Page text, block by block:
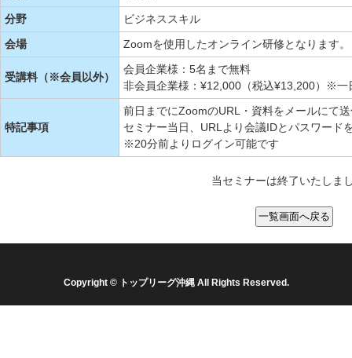
分野
ビジネススキル
会場
Zoomを使用したオンライン研修となります。
受講料（※会員以外）
会員企業様：5名まで無料
非会員企業様：¥12,000（税込¥13,200）※一
特記事項
前日までにZoomのURL・資料をメールにて
セミナー当日、URLより会議IDとパスワード
※20分前よりログイン可能です
当セミナーは終了いたしま
Copyright © トップリーグ沖縄 All Rights Reserved.